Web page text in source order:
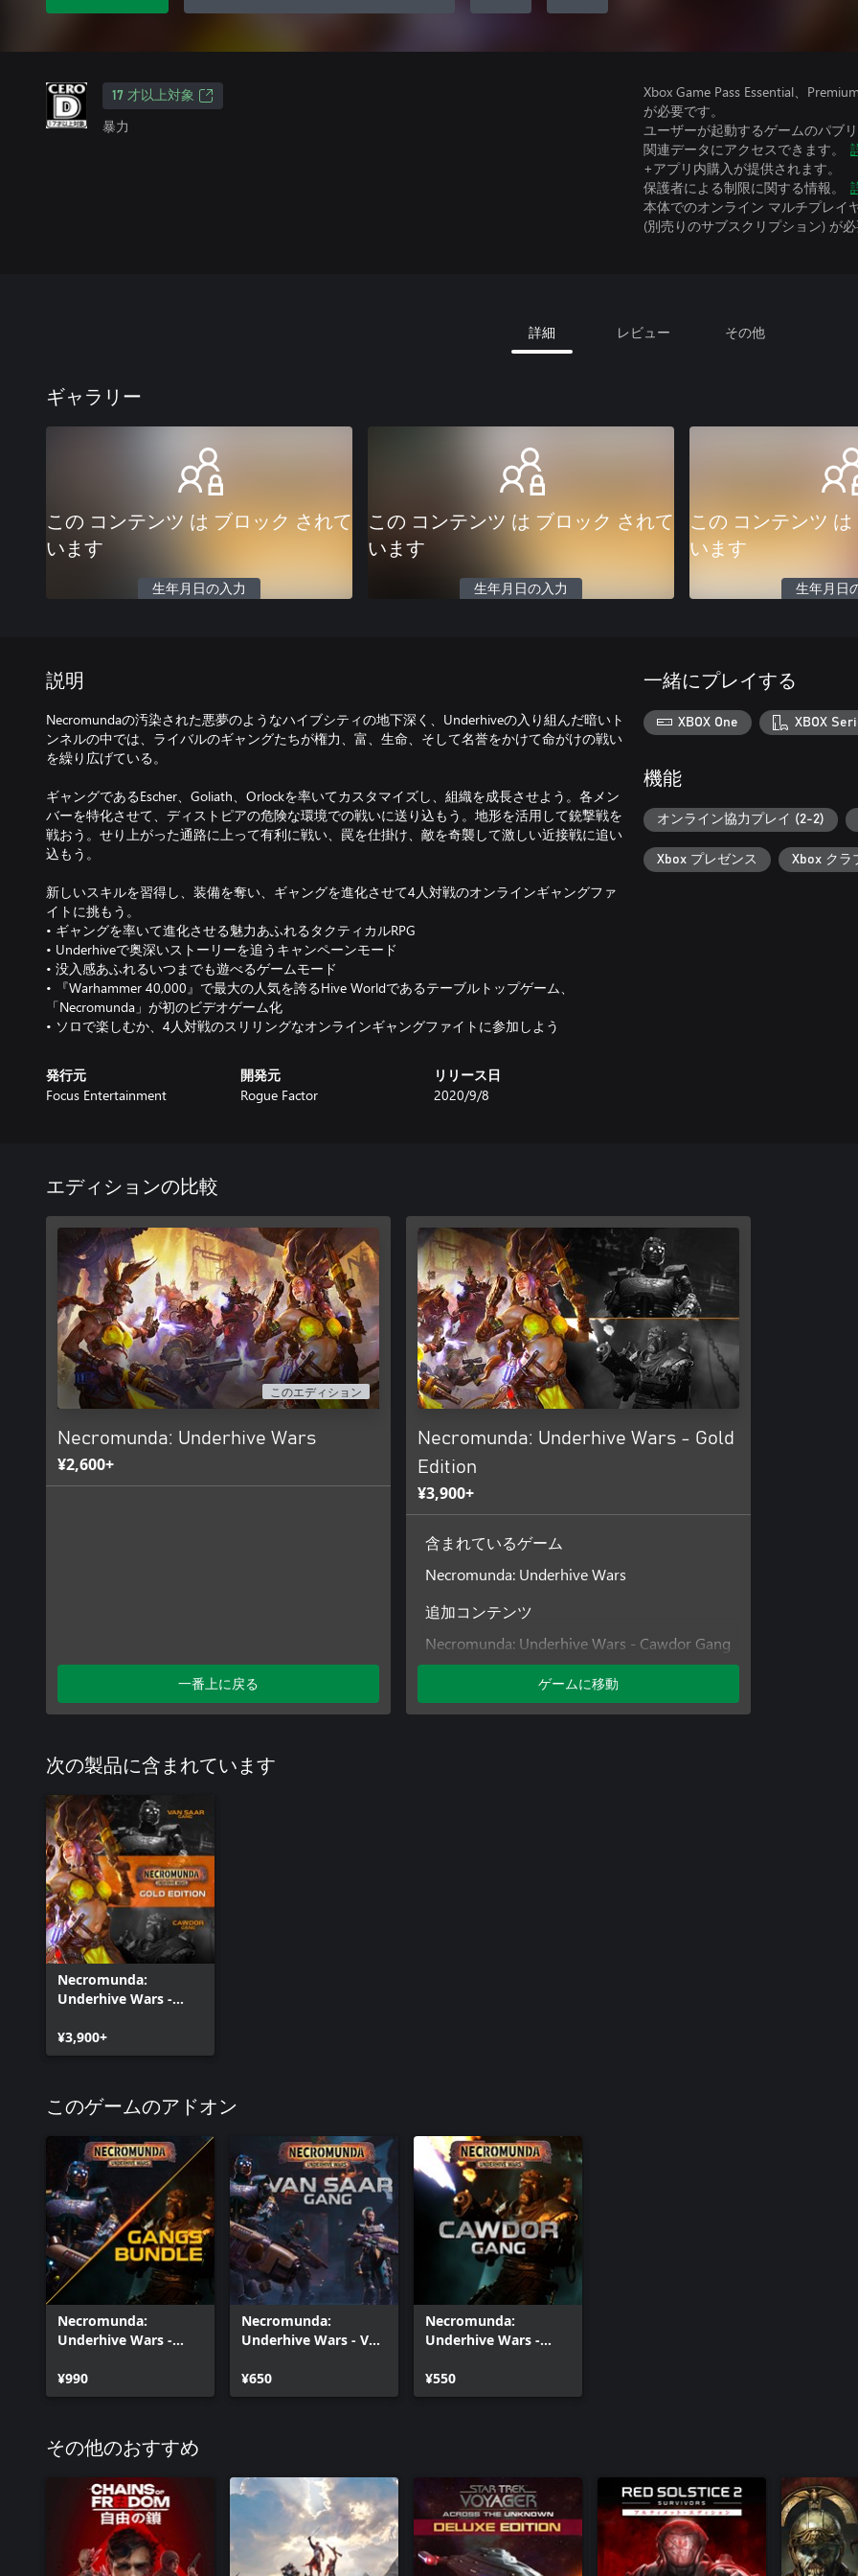
17 才以上対象
暴力
Xbox Game Pass Essential、
が必要です。
ユーザーが起動するゲームのパブ
関連データにアクセスできます。
+アプリ内購入が提供されます。
保護者による制限に関する情報。
本体でのオンライン マルチプレイ
(別売りのサブスクリプション) が必
詳細 レビュー その他
ギャラリー
この コンテンツ は ブロック されて
います
生年月日の入力
この コンテンツ は ブロック されて
います
生年月日の入力
この コンテンツ
います
生年月日
説明
Necromundaの汚染された悪夢のようなハイブシティの地下深く、Underhiveの入り組んだ暗いト
ンネルの中では、ライバルのギャングたちが権力、富、生命、そして名誉をかけて命がけの戦い
を繰り広げている。
ギャングであるEscher、Goliath、Orlockを率いてカスタマイズし、組織を成長させよう。各メン
バーを特化させて、ディストピアの危険な環境での戦いに送り込もう。地形を活用して銃撃戦を
戦おう。せり上がった通路に上って有利に戦い、罠を仕掛け、敵を奇襲して激しい近接戦に追い
込もう。
新しいスキルを習得し、装備を奪い、ギャングを進化させて4人対戦のオンラインギャングファ
イトに挑もう。
• ギャングを率いて進化させる魅力あふれるタクティカルRPG
• Underhiveで奥深いストーリーを追うキャンペーンモード
• 没入感あふれるいつまでも遊べるゲームモード
• 『Warhammer 40,000』で最大の人気を誇るHive Worldであるテーブルトップゲーム、
「Necromunda」が初のビデオゲーム化
• ソロで楽しむか、4人対戦のスリリングなオンラインギャングファイトに参加しよう
発行元
Focus Entertainment
開発元
Rogue Factor
リリース日
2020/9/8
一緒にプレイする
XBOX One XBOX
機能
オンライン協力プレイ (2-2)
Xbox プレゼンス Xbox クラ
エディションの比較
このエディション
Necromunda: Underhive Wars
¥2,600+
一番上に戻る
Necromunda: Underhive Wars - Gold
Edition
¥3,900+
含まれているゲーム
Necromunda: Underhive Wars
追加コンテンツ
Necromunda: Underhive Wars - Cawdor Gang
DLC
Necromunda: Underhive Wars - Van Saar
Gang
ゲームに移動
次の製品に含まれています
Necromunda:
Underhive Wars -
¥3,900+
このゲームのアドオン
Necromunda:
Underhive Wars -
¥990
Necromunda:
Underhive Wars - Van
¥650
Necromunda:
Underhive Wars -
¥550
その他のおすすめ